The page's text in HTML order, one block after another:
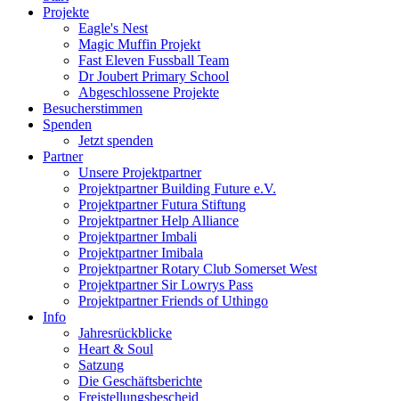
Projekte
Eagle's Nest
Magic Muffin Projekt
Fast Eleven Fussball Team
Dr Joubert Primary School
Abgeschlossene Projekte
Besucherstimmen
Spenden
Jetzt spenden
Partner
Unsere Projektpartner
Projektpartner Building Future e.V.
Projektpartner Futura Stiftung
Projektpartner Help Alliance
Projektpartner Imbali
Projektpartner Imibala
Projektpartner Rotary Club Somerset West
Projektpartner Sir Lowrys Pass
Projektpartner Friends of Uthingo
Info
Jahresrückblicke
Heart & Soul
Satzung
Die Geschäftsberichte
Freistellungsbescheid